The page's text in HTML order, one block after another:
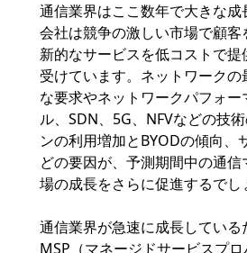
通信業界はここ数年で大きな
会社は競争の激しい市場で顧
新的なサービスを低コストで
受けています。ネットワーク
な要求やネットワークパフォ
ル、SDN、5G、NFVなどの技
ンの利用増加とBYODの傾向、
どの要因が、予測期間中の通
場の成長をさらに促進するでし
通信業界が急速に成長してい
MSP（マネージドサービスプ